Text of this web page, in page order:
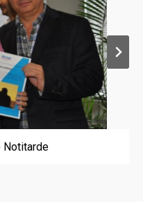
Notitarde
Notitarde